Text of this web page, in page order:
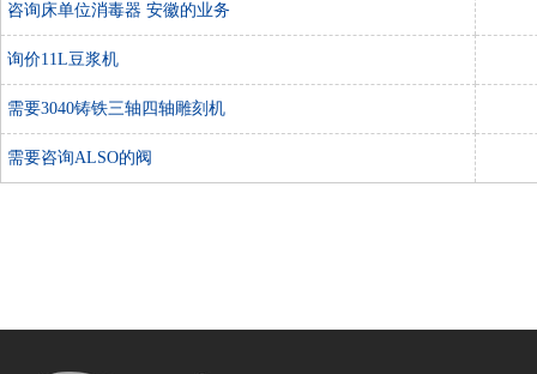
咨询床单位消毒器 安徽的业务
询价11L豆浆机
需要3040铸铁三轴四轴雕刻机
需要咨询ALSO的阀